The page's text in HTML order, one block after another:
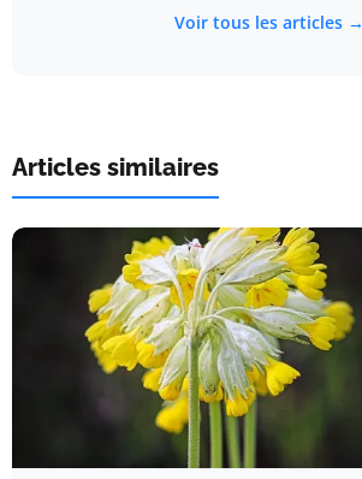
Voir tous les articles →
Articles similaires